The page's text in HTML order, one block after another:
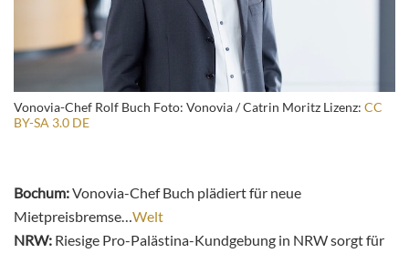
Vonovia-Chef Rolf Buch Foto: Vonovia / Catrin Moritz Lizenz: CC
BY-SA 3.0 DE
Bochum:Vonovia-Chef Buch plädiert für neue
Mietpreisbremse… Welt
NRW: Riesige Pro-Palästina-Kundgebung in NRW sorgt für